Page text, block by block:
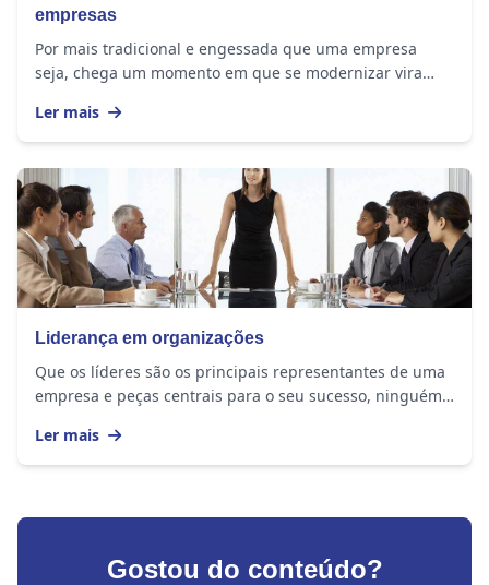
empresas
Por mais tradicional e engessada que uma empresa
seja, chega um momento em que se modernizar vira
Ler mais
Liderança em organizações
Que os líderes são os principais representantes de uma
empresa e peças centrais para o seu sucesso, ninguém
Ler mais
Gostou do conteúdo?